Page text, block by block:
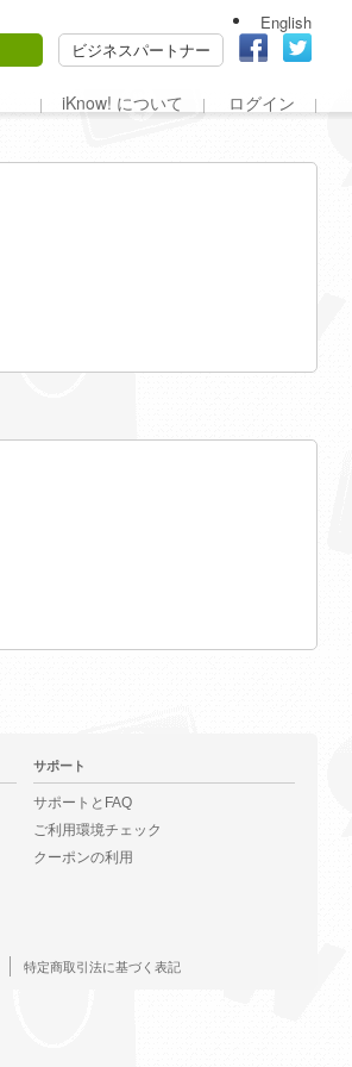
English
ビジネスパートナー
iKnow! について ログイン
サポート
サポートとFAQ
ご利用環境チェック
クーポンの利用
特定商取引法に基づく表記